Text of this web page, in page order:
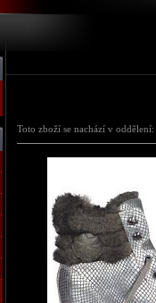
Toto zboží se nachází v oddělení: